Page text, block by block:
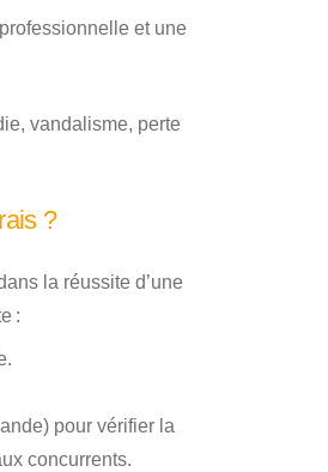
et une
vandalisme, perte
?
la réussite d’une
:
pour vérifier la
concurrents.